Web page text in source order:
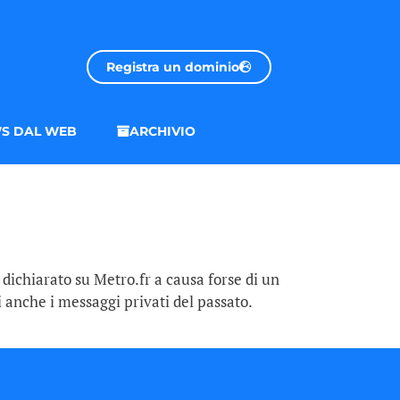
Registra un dominio
DAL WEB ARCHIVIO
su Metro.fr a causa forse di un
i messaggi privati del passato.